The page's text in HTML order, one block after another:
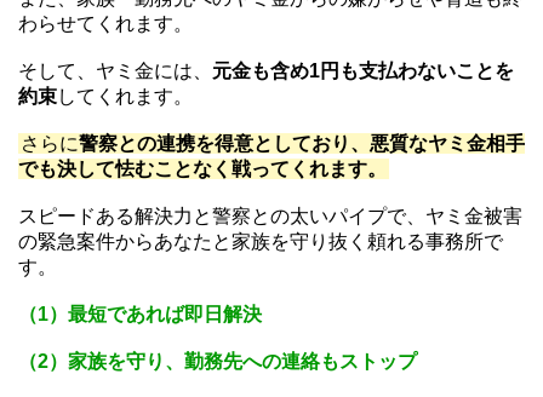
わらせてくれます。
そして、ヤミ金には、 元金も含め1円も支払わないことを
約束してくれます。
さらに警察との連携を得意としており、悪質なヤミ金相手
でも決して怯むことなく戦ってくれます。
スピードある解決力と警察との太いパイプで、ヤミ金被害
の緊急案件からあなたと家族を守り抜く頼れる事務所で
す。
（1）最短であれば即日解決
（2）家族を守り、勤務先への連絡もストップ